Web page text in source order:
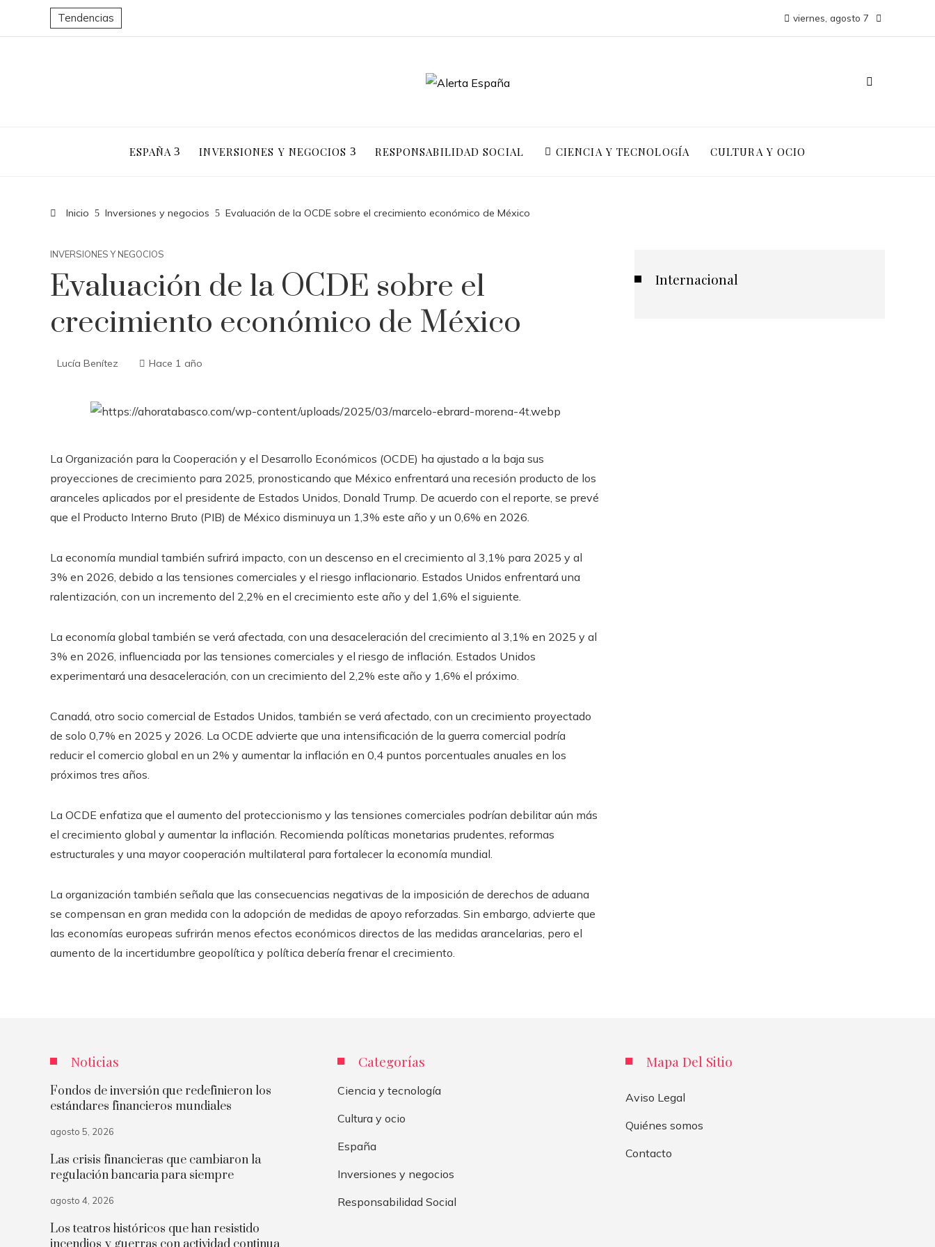
Tendencias viernes, agosto 7
ESPAÑA INVERSIONES Y NEGOCIOS RESPONSABILIDAD SOCIAL CIENCIA Y TECNOLOGÍA CULTURA Y OCIO
Inicio Inversiones y negocios Evaluación de la OCDE sobre el crecimiento económico de México
INVERSIONES Y NEGOCIOS
Evaluación de la OCDE sobre el
crecimiento económico de México
Lucía Benítez Hace 1 año
​La Organización para la Cooperación y el Desarrollo Económicos (OCDE) ha ajustado a la baja sus
proyecciones de crecimiento para 2025, pronosticando que México enfrentará una recesión producto de los
aranceles aplicados por el presidente de Estados Unidos, Donald Trump. De acuerdo con el reporte, se prevé
que el Producto Interno Bruto (PIB) de México disminuya un 1,3% este año y un 0,6% en 2026. ​
La economía mundial también sufrirá impacto, con un descenso en el crecimiento al 3,1% para 2025 y al
3% en 2026, debido a las tensiones comerciales y el riesgo inflacionario. Estados Unidos enfrentará una
ralentización, con un incremento del 2,2% en el crecimiento este año y del 1,6% el siguiente.
La economía global también se verá afectada, con una desaceleración del crecimiento al 3,1% en 2025 y al
3% en 2026, influenciada por las tensiones comerciales y el riesgo de inflación. Estados Unidos
experimentará una desaceleración, con un crecimiento del 2,2% este año y 1,6% el próximo.
Canadá, otro socio comercial de Estados Unidos, también se verá afectado, con un crecimiento proyectado
de solo 0,7% en 2025 y 2026. La OCDE advierte que una intensificación de la guerra comercial podría
reducir el comercio global en un 2% y aumentar la inflación en 0,4 puntos porcentuales anuales en los
próximos tres años. ​
La OCDE enfatiza que el aumento del proteccionismo y las tensiones comerciales podrían debilitar aún más
el crecimiento global y aumentar la inflación. Recomienda políticas monetarias prudentes, reformas
estructurales y una mayor cooperación multilateral para fortalecer la economía mundial.
La organización también señala que las consecuencias negativas de la imposición de derechos de aduana
se compensan en gran medida con la adopción de medidas de apoyo reforzadas. Sin embargo, advierte que
las economías europeas sufrirán menos efectos económicos directos de las medidas arancelarias, pero el
aumento de la incertidumbre geopolítica y política debería frenar el crecimiento.
Internacional
Noticias
Fondos de inversión que redefinieron los
estándares financieros mundiales
agosto 5, 2026
Las crisis financieras que cambiaron la
regulación bancaria para siempre
agosto 4, 2026
Los teatros históricos que han resistido
Categorías
Ciencia y tecnología
Cultura y ocio
España
Inversiones y negocios
Responsabilidad Social
Mapa Del Sitio
Aviso Legal
Quiénes somos
Contacto